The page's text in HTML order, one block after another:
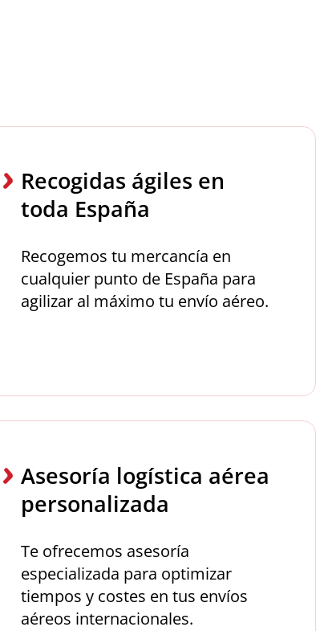
Recogidas ágiles en
toda España
Recogemos tu mercancía en
cualquier punto de España para
agilizar al máximo tu envío aéreo.
Asesoría logística aérea
personalizada
Te ofrecemos asesoría
especializada para optimizar
tiempos y costes en tus envíos
aéreos internacionales.